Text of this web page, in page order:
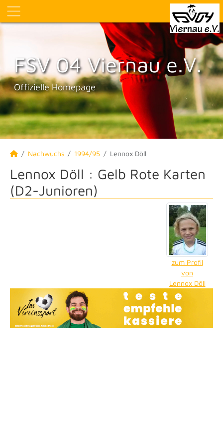
FSV 04 Viernau e.V.
Offizielle Homepage
Nachwuchs 1994/95 Lennox Döll
Lennox Döll : Gelb Rote Karten
(D2-Junioren)
zum Profil
von
Lennox Döll